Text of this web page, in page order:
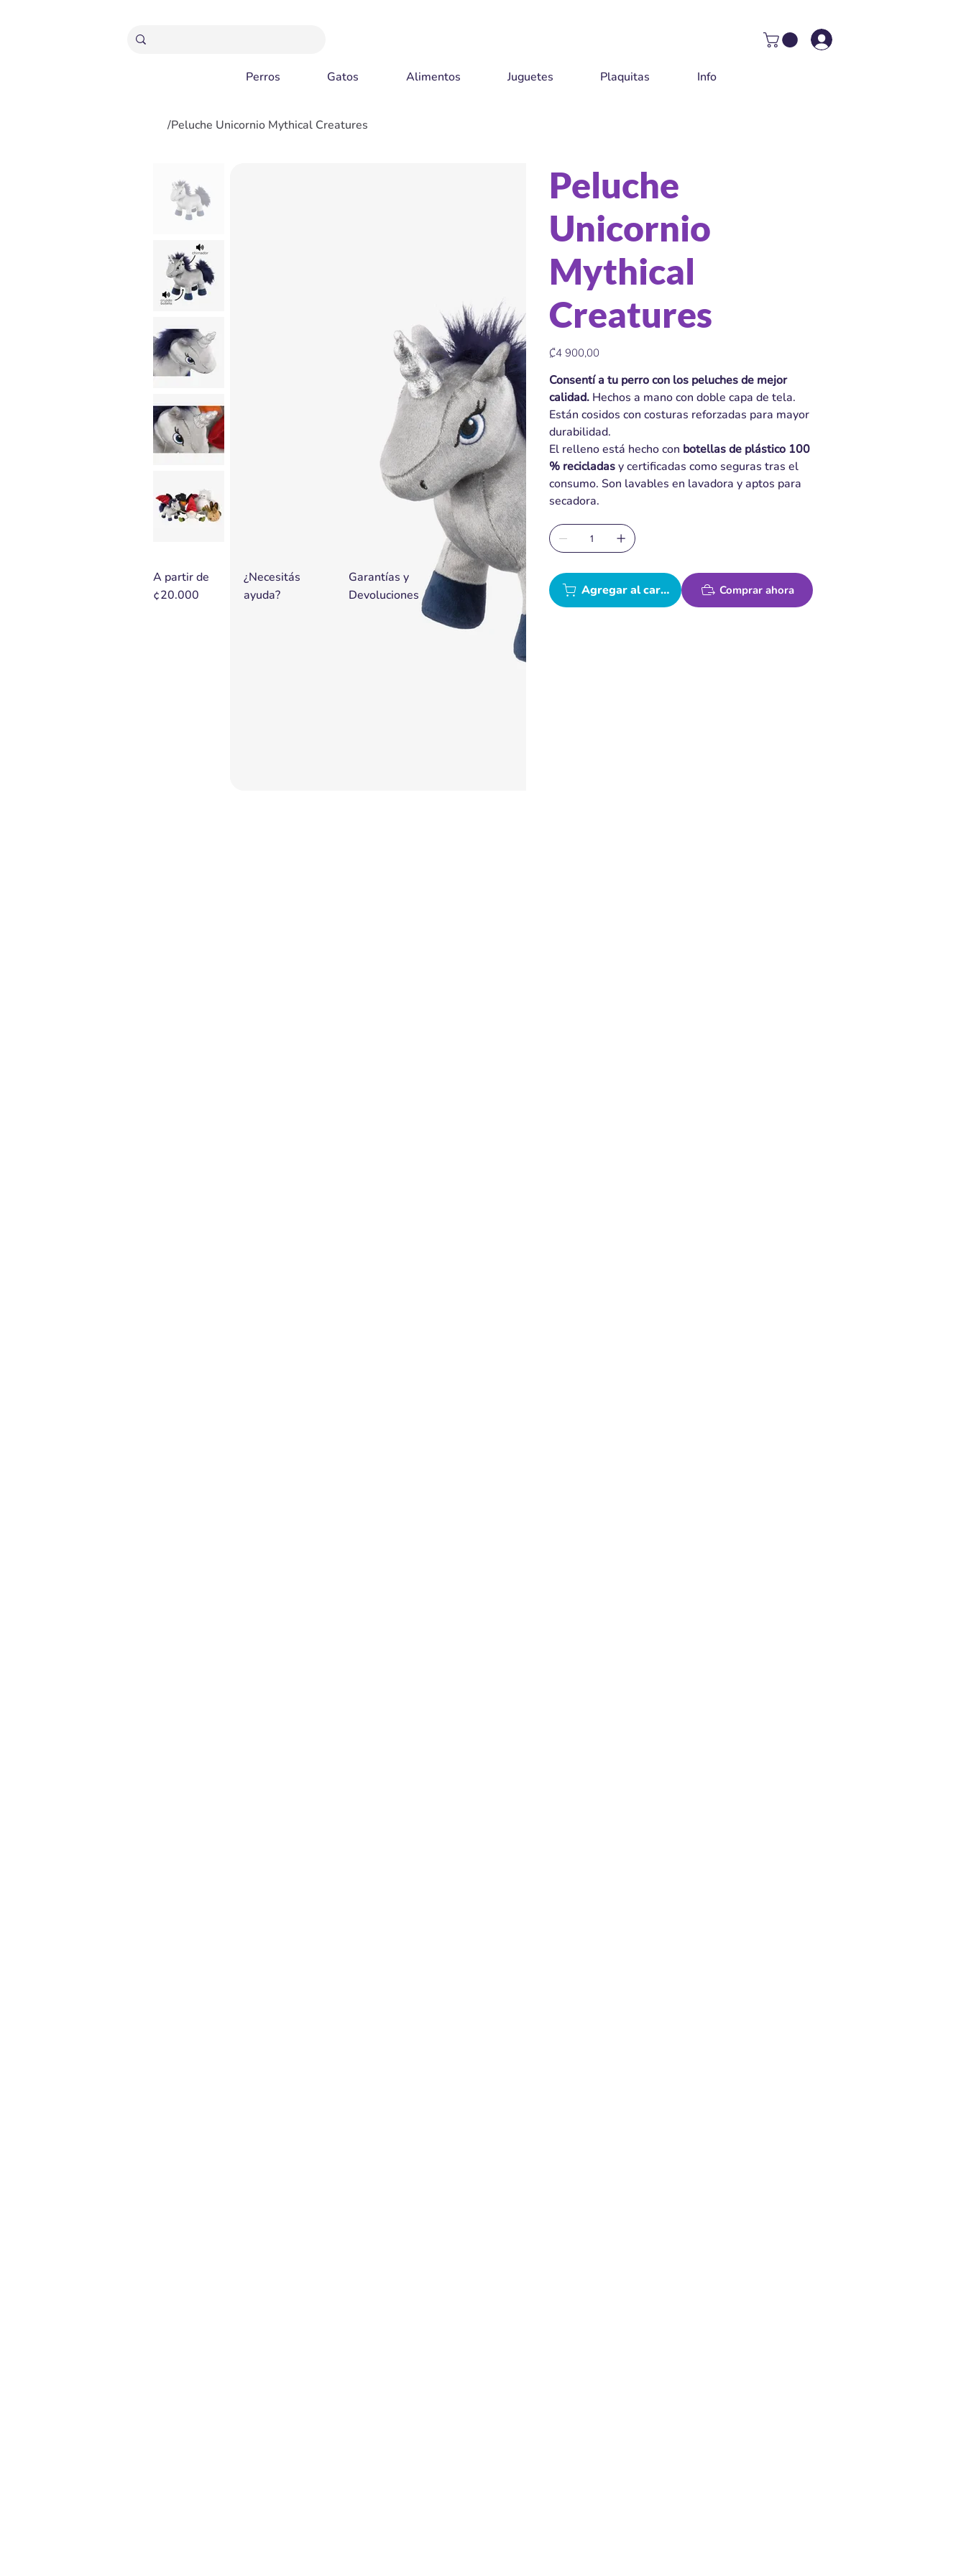
Perros Gatos Alimentos Juguetes Plaquitas Info
/Peluche Unicornio Mythical Creatures
Peluche
Unicornio
Mythical
Creatures
Precio
₡4 900,00
Consentí a tu perro con los peluches de mejor
calidad.Hechos a mano con doble capa de tela.
Están cosidos con costuras reforzadas para mayor
durabilidad.
El relleno está hecho con botellas de plástico 100
% recicladasy certificadas como seguras tras el
consumo. Son lavables en lavadora y aptos para
secadora.
Agregar al carrito Comprar ahora
A partir de
¢20.000
¿Necesitás
ayuda?
Garantías y
Devoluciones